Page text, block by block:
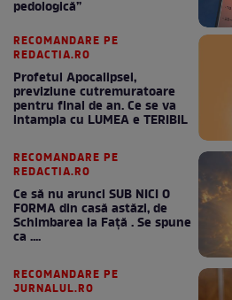
pedologică”
RECOMANDARE PE
REDACTIA.RO
Profetul Apocalipsei,
previziune cutremuratoare
pentru final de an. Ce se va
intampla cu LUMEA e TERIBIL
RECOMANDARE PE
REDACTIA.RO
Ce să nu arunci SUB NICI O
FORMA din casă astăzi, de
Schimbarea la Față . Se spune
ca ....
RECOMANDARE PE
JURNALUL.RO